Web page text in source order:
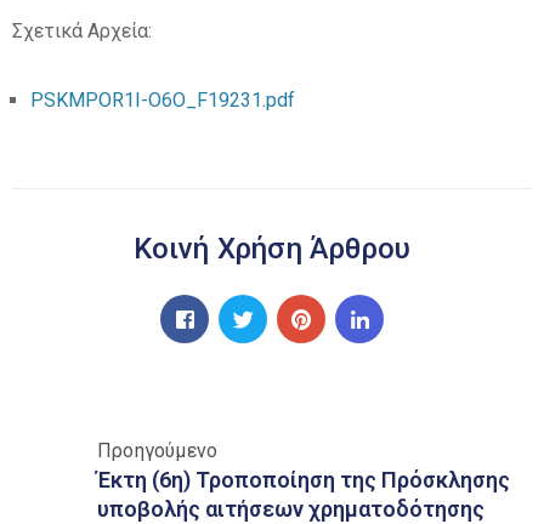
Σχετικά Αρχεία:
PSKMPOR1I-O6O_F19231.pdf
Κοινή Χρήση Άρθρου
Προηγούμενο
Έκτη (6η) Τροποποίηση της Πρόσκλησης
υποβολής αιτήσεων χρηματοδότησης